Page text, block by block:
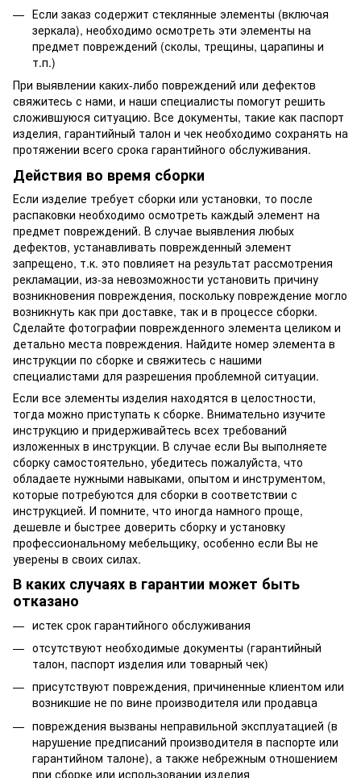
Если заказ содержит стеклянные элементы (включая
зеркала), необходимо осмотреть эти элементы на
предмет повреждений (сколы, трещины, царапины и
т.п.)
При выявлении каких-либо повреждений или дефектов
свяжитесь с нами, и наши специалисты помогут решить
сложившуюся ситуацию. Все документы, такие как паспорт
изделия, гарантийный талон и чек необходимо сохранять на
протяжении всего срока гарантийного обслуживания.
Действия во время сборки
Если изделие требует сборки или установки, то после
распаковки необходимо осмотреть каждый элемент на
предмет повреждений. В случае выявления любых
дефектов, устанавливать поврежденный элемент
запрещено, т.к. это повлияет на результат рассмотрения
рекламации, из-за невозможности установить причину
возникновения повреждения, поскольку повреждение могло
возникнуть как при доставке, так и в процессе сборки.
Сделайте фотографии поврежденного элемента целиком и
детально места повреждения. Найдите номер элемента в
инструкции по сборке и свяжитесь с нашими
специалистами для разрешения проблемной ситуации.
Если все элементы изделия находятся в целостности,
тогда можно приступать к сборке. Внимательно изучите
инструкцию и придерживайтесь всех требований
изложенных в инструкции. В случае если Вы выполняете
сборку самостоятельно, убедитесь пожалуйста, что
обладаете нужными навыками, опытом и инструментом,
которые потребуются для сборки в соответствии с
инструкцией. И помните, что иногда намного проще,
дешевле и быстрее доверить сборку и установку
профессиональному мебельщику, особенно если Вы не
уверены в своих силах.
В каких случаях в гарантии может быть
отказано
истек срок гарантийного обслуживания
отсутствуют необходимые документы (гарантийный
талон, паспорт изделия или товарный чек)
присутствуют повреждения, причиненные клиентом или
возникшие не по вине производителя или продавца
повреждения вызваны неправильной эксплуатацией (в
нарушение предписаний производителя в паспорте или
гарантийном талоне), а также небрежным отношением
при сборке или использовании изделия